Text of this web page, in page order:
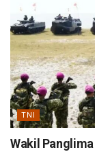
TNI
Wakil